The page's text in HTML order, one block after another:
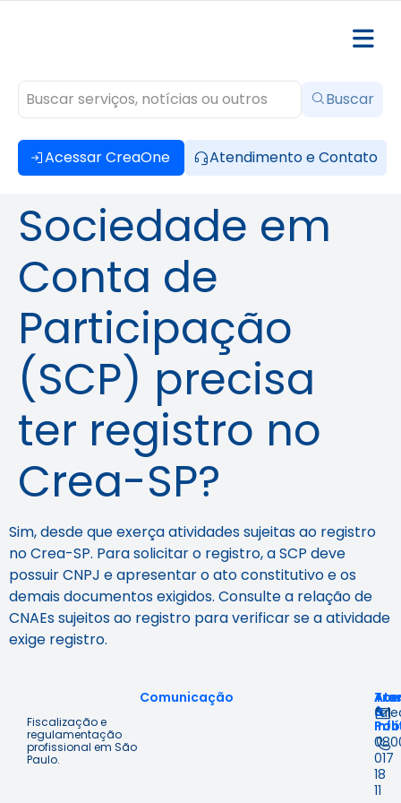
Acessar CreaOne Atendimento e Contato
Buscar
Sociedade em
Conta de
Participação
(SCP) precisa
ter registro no
Crea-SP?
Sim, desde que exerça atividades sujeitas ao registro
no Crea-SP. Para solicitar o registro, a SCP deve
possuir CNPJ e apresentar o ato constitutivo e os
demais documentos exigidos. Consulte a relação de
CNAEssujeitos ao registro para verificar se a atividade
exige registro.
Fiscalização e
regulamentação
profissional em São
Paulo.
Comunicação
à
&
017
18
11